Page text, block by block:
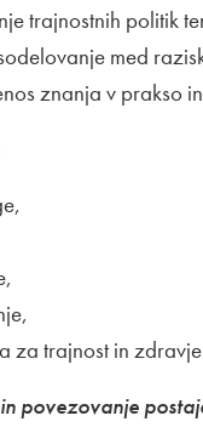
trajnostnih politik
med
znanja v prakso
za trajnost in
povezovanje